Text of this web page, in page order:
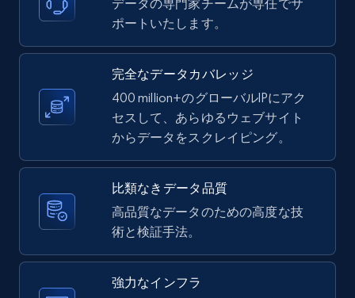
LinkedIn posts - Discover new posts
text, Date posted, and more.
11.3K+ 1.5K+ 無料トライアル
X (formerly Twitter) - Posts
ID, User posted, Name, Description, Date
posted, Photos, URL, Quoted post, and more.
1.2K+
データの専門家チームが専任でサ
ポートいたします。
完全なデータカバレッジ
400 million+のグローバルIPにアク
セスして、あらゆるウェブサイト
からデータをスクレイピング。
比類なきデータ品質
高品質なデータのための高度な技
術と検証手法。
強力なインフラ